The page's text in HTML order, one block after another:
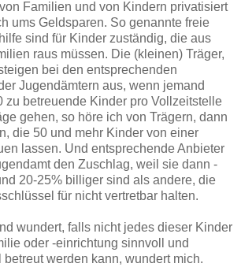
Familien und von Kindern privatisiert
ums Geldsparen. So genannte freie
sind für Kinder zuständig, die aus
raus müssen. Die (kleinen) Träger,
bei den entsprechenden
Jugendämtern aus, wenn jemand
zu betreuende Kinder pro Vollzeitstelle
gehen, so höre ich von Trägern, dann
die 50 und mehr Kinder von einer
lassen. Und entsprechende Anbieter
den Zuschlag, weil sie dann -
20-25% billiger sind als andere, die
für nicht vertretbar halten.
wundert, falls nicht jedes dieser Kinder
oder -einrichtung sinnvoll und
werden kann, wundert mich.